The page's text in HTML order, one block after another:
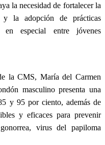
la necesidad de fortalecer la
y la adopción de prácticas
en especial entre jóvenes
la CMS, María del Carmen
masculino presenta una
y 95 por ciento, además de
y eficaces para prevenir
virus del papiloma